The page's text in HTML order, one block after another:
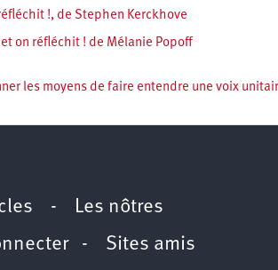
!, de Stephen Kerckhove
on réfléchit ! de Mélanie Popoff
les moyens de faire entendre une voix
- Les nôtres
- Sites amis